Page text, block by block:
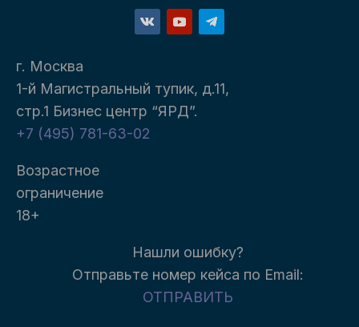
г. Москва
1-й Магистральный тупик, д.11,
стр.1 Бизнес центр “ЯРД”.
+7 (495) 781-63-02
Возрастное
ограничение
18+
Нашли ошибку?
Отправьте номер кейса по Email:
ОТПРАВИТЬ